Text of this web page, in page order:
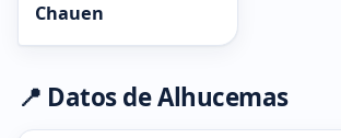
Chauen
📍 Datos de Alhucemas